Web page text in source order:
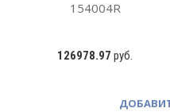
154004R
126978.97 руб.